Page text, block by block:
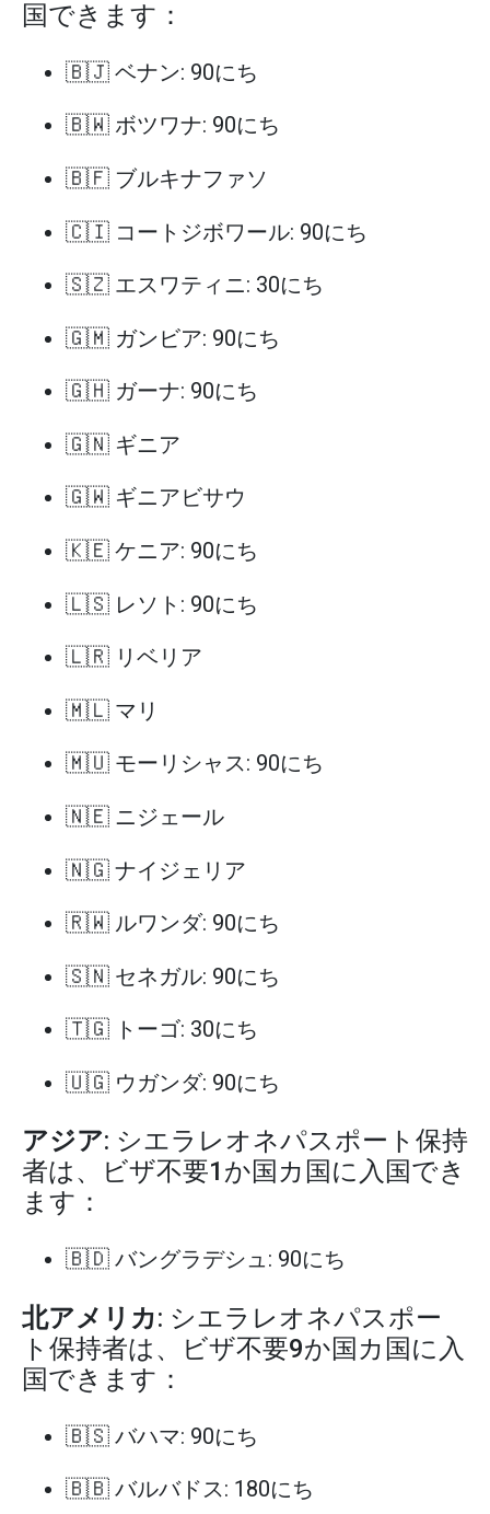
国できます：
🇧🇯 ベナン: 90にち
🇧🇼 ボツワナ: 90にち
🇧🇫 ブルキナファソ
🇨🇮 コートジボワール: 90にち
🇸🇿 エスワティニ: 30にち
🇬🇲 ガンビア: 90にち
🇬🇭 ガーナ: 90にち
🇬🇳 ギニア
🇬🇼 ギニアビサウ
🇰🇪 ケニア: 90にち
🇱🇸 レソト: 90にち
🇱🇷 リベリア
🇲🇱 マリ
🇲🇺 モーリシャス: 90にち
🇳🇪 ニジェール
🇳🇬 ナイジェリア
🇷🇼 ルワンダ: 90にち
🇸🇳 セネガル: 90にち
🇹🇬 トーゴ: 30にち
🇺🇬 ウガンダ: 90にち
アジア: シエラレオネパスポート保持
者は、ビザ不要1か国カ国に入国でき
ます：
🇧🇩 バングラデシュ: 90にち
北アメリカ: シエラレオネパスポー
ト保持者は、ビザ不要9か国カ国に入
国できます：
🇧🇸 バハマ: 90にち
🇧🇧 バルバドス: 180にち